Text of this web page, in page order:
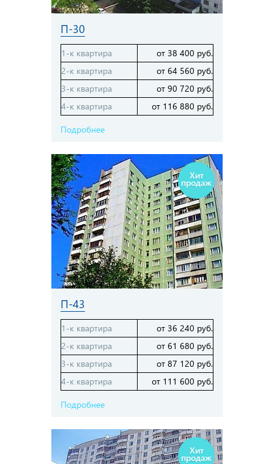
П-30
1-к квартира
от 38 400 руб.
2-к квартира
от 64 560 руб.
3-к квартира
от 90 720 руб.
4-к квартира
от 116 880 руб.
Подробнее
Хит
продаж
П-43
1-к квартира
от 36 240 руб.
2-к квартира
от 61 680 руб.
3-к квартира
от 87 120 руб.
4-к квартира
от 111 600 руб.
Подробнее
Хит
продаж